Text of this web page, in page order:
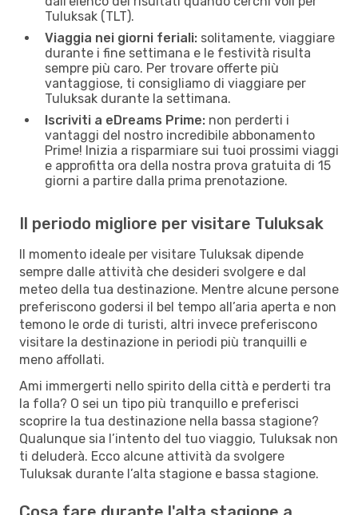
Tuluksak (TLT).
Viaggia nei giorni feriali: solitamente, viaggiare
durante i fine settimana e le festività risulta
sempre più caro. Per trovare offerte più
vantaggiose, ti consigliamo di viaggiare per
Tuluksak durante la settimana.
Iscriviti a eDreams Prime: non perderti i
vantaggi del nostro incredibile abbonamento
Prime! Inizia a risparmiare sui tuoi prossimi viaggi
e approfitta ora della nostra prova gratuita di 15
giorni a partire dalla prima prenotazione.
Il periodo migliore per visitare Tuluksak
Il momento ideale per visitare Tuluksak dipende
sempre dalle attività che desideri svolgere e dal
meteo della tua destinazione. Mentre alcune persone
preferiscono godersi il bel tempo all’aria aperta e non
temono le orde di turisti, altri invece preferiscono
visitare la destinazione in periodi più tranquilli e
meno affollati.
Ami immergerti nello spirito della città e perderti tra
la folla? O sei un tipo più tranquillo e preferisci
scoprire la tua destinazione nella bassa stagione?
Qualunque sia l’intento del tuo viaggio, Tuluksak non
ti deluderà. Ecco alcune attività da svolgere
Tuluksak durante l’alta stagione e bassa stagione.